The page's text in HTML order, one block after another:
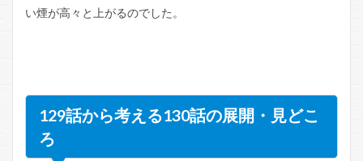
い煙が高々と上がるのでした。
129話から考える130話の展開・見どこ
ろ